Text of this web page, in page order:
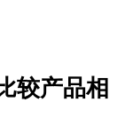
较产品相